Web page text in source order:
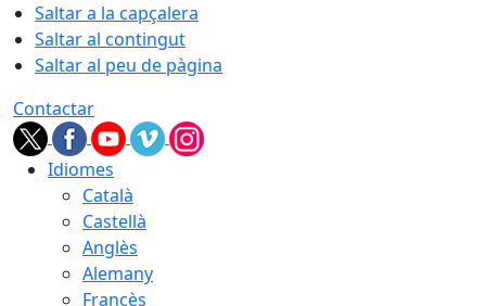
Saltar a la capçalera
Saltar al contingut
Saltar al peu de pàgina
Contactar
Idiomes
Català
Castellà
Anglès
Alemany
Francès